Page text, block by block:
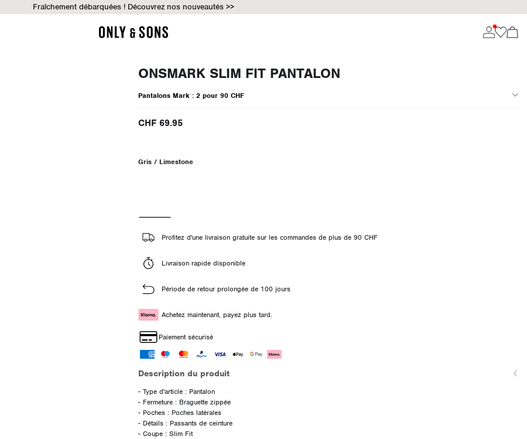
Fraîchement débarquées ! Découvrez nos nouveautés >>
ONSMARK SLIM FIT PANTALON
Pantalons Mark : 2 pour 90 CHF
CHF 69.95
Gris / Limestone
Profitez d'une livraison gratuite sur les commandes de plus de 90 CHF
Livraison rapide disponible
Période de retour prolongée de 100 jours
Achetez maintenant, payez plus tard.
Paiement sécurisé
Description du produit
- Type d'article : Pantalon
- Fermeture : Braguette zippée
- Poches : Poches latérales
- Détails : Passants de ceinture
- Coupe : Slim Fit